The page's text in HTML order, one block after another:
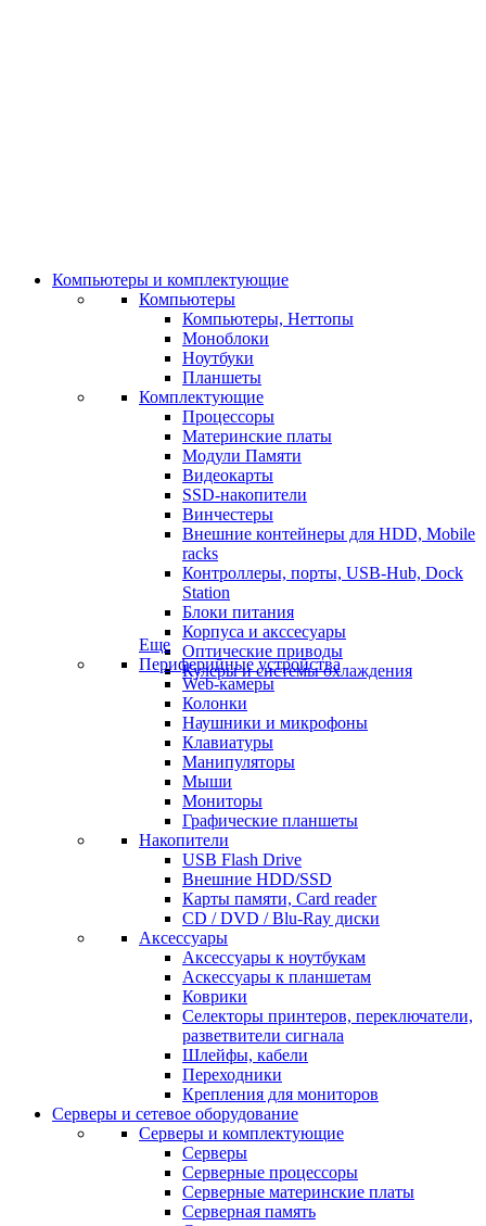
Компьютеры и комплектующие
Компьютеры
Компьютеры, Неттопы
Моноблоки
Ноутбуки
Планшеты
Комплектующие
Процессоры
Материнские платы
Модули Памяти
Видеокарты
SSD-накопители
Винчестеры
Внешние контейнеры для HDD, Mobile
racks
Контроллеры, порты, USB-Hub, Dock
Station
Блоки питания
Корпуса и акссесуары
Оптические приводы
Кулеры и системы охлаждения
Еще
Периферийные устройства
Web-камеры
Колонки
Наушники и микрофоны
Клавиатуры
Манипуляторы
Мыши
Мониторы
Графические планшеты
Накопители
USB Flash Drive
Внешние HDD/SSD
Карты памяти, Card reader
CD / DVD / Blu-Ray диски
Аксессуары
Аксессуары к ноутбукам
Аскессуары к планшетам
Коврики
Селекторы принтеров, переключатели,
разветвители сигнала
Шлейфы, кабели
Переходники
Крепления для мониторов
Серверы и сетевое оборудование
Серверы и комплектующие
Серверы
Серверные процессоры
Серверные материнские платы
Серверная память